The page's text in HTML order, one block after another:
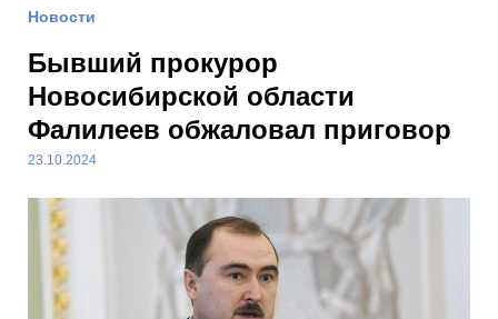
Новости
Бывший прокурор
Новосибирской области
Фалилеев обжаловал приговор
23.10.2024